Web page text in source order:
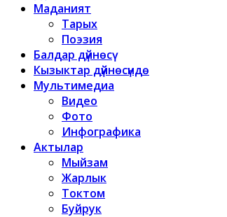
Маданият
Тарых
Поэзия
Балдар дүйнөсү
Кызыктар дүйнөсүндө
Мультимедиа
Видео
Фото
Инфографика
Актылар
Мыйзам
Жарлык
Токтом
Буйрук